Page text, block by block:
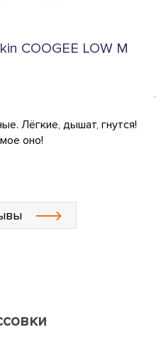
COOGEE LOW M
Лёгкие, дышат, гнутся!
оно!